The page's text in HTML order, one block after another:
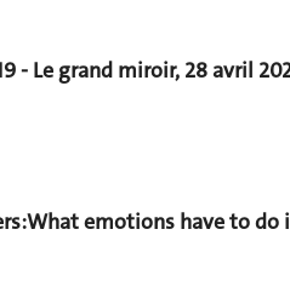
- Le grand miroir, 28 avril
What emotions have to do